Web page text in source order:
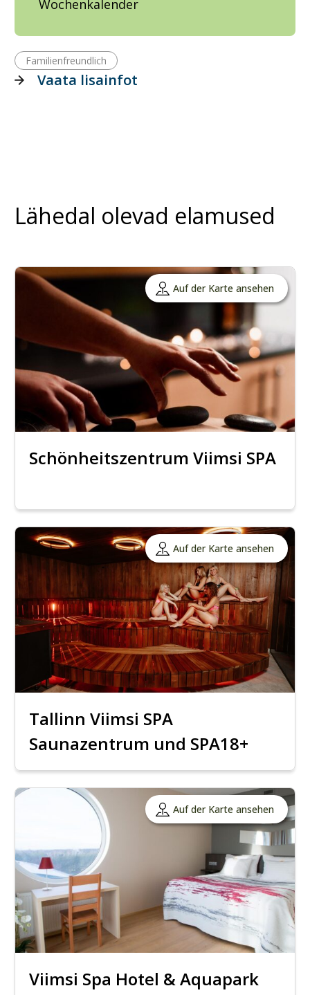
Wochenkalender
Familienfreundlich
Vaata lisainfot
Lähedal olevad elamused
Auf der Karte ansehen
Schönheitszentrum Viimsi SPA
Auf der Karte ansehen
Tallinn Viimsi SPA
Saunazentrum und SPA18+
Auf der Karte ansehen
Viimsi Spa Hotel & Aquapark